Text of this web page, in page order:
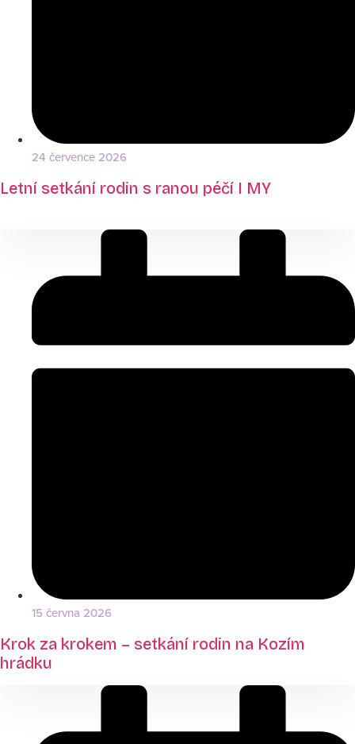
24 července 2026
Letní setkání rodin s ranou péčí I MY
15 června 2026
Krok za krokem – setkání rodin na Kozím
hrádku